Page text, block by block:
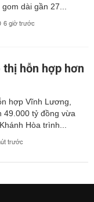
dài gần 27...
6 giờ trước
hỗn hợp hơn
hợp Vĩnh Lương,
49.000 tỷ đồng vừa
Hòa trình...
trước